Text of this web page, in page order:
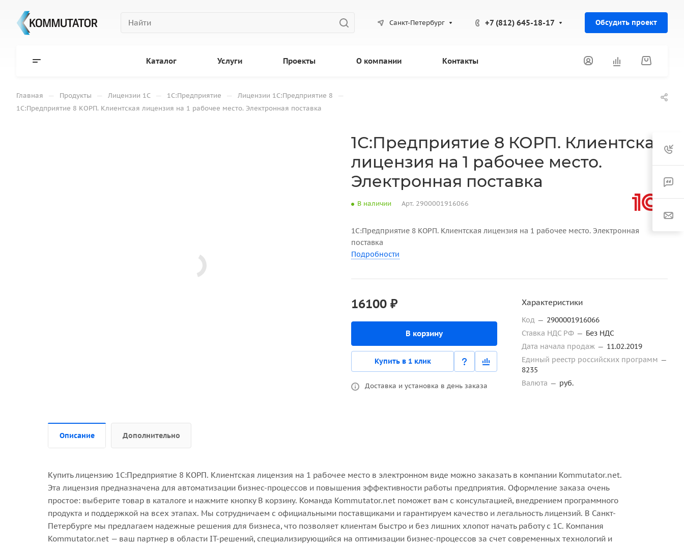
Санкт-Петербург +7 (812) 645-18-17 Обсудить проект
Каталог Услуги Проекты О компании Контакты
Главная — Продукты — Лицензии 1С — 1С:Предприятие — Лицензии 1С:Предприятие 8 —
1С:Предприятие 8 КОРП. Клиентская лицензия на 1 рабочее место. Электронная поставка
1С:Предприятие 8 КОРП. Клиентская
лицензия на 1 рабочее место.
Электронная поставка
В наличии Арт. 2900001916066
1С:Предприятие 8 КОРП. Клиентская лицензия на 1 рабочее место. Электронная
поставка
Подробности
16100 ₽
В корзину
Купить в 1 клик
Доставка и установка в день заказа
Характеристики
Код — 2900001916066
Ставка НДС РФ — Без НДС
Дата начала продаж — 11.02.2019
Единый реестр российских программ —
8235
Валюта — руб.
Описание Дополнительно
Купить лицензию 1С:Предприятие 8 КОРП. Клиентская лицензия на 1 рабочее место в электронном виде можно заказать в компании Kommutator.net.
Эта лицензия предназначена для автоматизации бизнес-процессов и повышения эффективности работы предприятия. Оформление заказа очень
простое: выберите товар в каталоге и нажмите кнопку В корзину. Команда Kommutator.net поможет вам с консультацией, внедрением программного
продукта и поддержкой на всех этапах. Мы сотрудничаем с официальными поставщиками и гарантируем качество и легальность лицензий. В Санкт-
Петербурге мы предлагаем надежные решения для бизнеса, что позволяет клиентам быстро и без лишних хлопот начать работу с 1С. Компания
Kommutator.net — ваш партнер в области IT-решений, специализирующийся на оптимизации бизнес-процессов за счет современных технологий и